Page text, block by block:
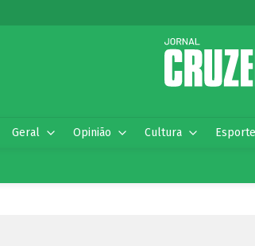
Geral Opinião Cultura Esporte